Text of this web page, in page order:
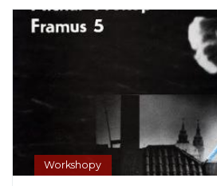
Workshopy